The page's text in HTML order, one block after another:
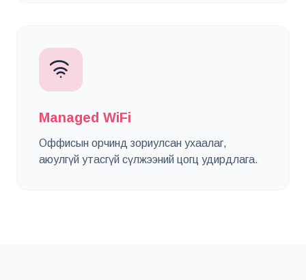
Managed WiFi
Оффисын орчинд зориулсан ухаалаг,
аюулгүй утасгүй сүлжээний цогц удирдлага.